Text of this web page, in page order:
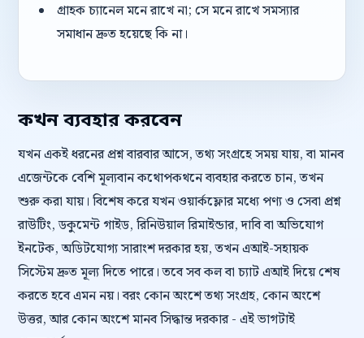
গ্রাহক চ্যানেল মনে রাখে না; সে মনে রাখে সমস্যার
সমাধান দ্রুত হয়েছে কি না।
কখন ব্যবহার করবেন
যখন একই ধরনের প্রশ্ন বারবার আসে, তথ্য সংগ্রহে সময় যায়, বা মানব
এজেন্টকে বেশি মূল্যবান কথোপকথনে ব্যবহার করতে চান, তখন
শুরু করা যায়। বিশেষ করে যখন ওয়ার্কফ্লোর মধ্যে পণ্য ও সেবা প্রশ্ন
রাউটিং, ডকুমেন্ট গাইড, রিনিউয়াল রিমাইন্ডার, দাবি বা অভিযোগ
ইনটেক, অডিটযোগ্য সারাংশ দরকার হয়, তখন এআই-সহায়ক
সিস্টেম দ্রুত মূল্য দিতে পারে। তবে সব কল বা চ্যাট এআই দিয়ে শেষ
করতে হবে এমন নয়। বরং কোন অংশে তথ্য সংগ্রহ, কোন অংশে
উত্তর, আর কোন অংশে মানব সিদ্ধান্ত দরকার - এই ভাগটাই